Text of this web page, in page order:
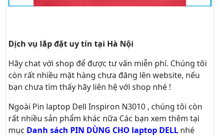
Dịch vụ lắp đặt uy tín tại Hà Nội
Hãy chatvới shop để được tư vấn miễn phí. Chúng tôi
còn rất nhiều mặt hàng chưa đăng lên website, nếu
bạn chưa tìm thấy hãy liên hệ với shop nhé !
Ngoài Pin laptop Dell Inspiron N3010 , chúng tôi còn
rất nhiều sản phẩm khác nữa Các bạn xem thêm tại
mục Danh sách PIN DÙNG CHO laptop DELL nhé